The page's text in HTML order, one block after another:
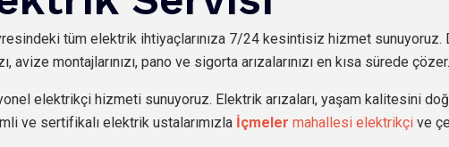
tüm elektrik ihtiyaçlarınıza 7/24 kesintisiz hizmet sunuyoruz.
montajlarınızı, pano ve sigorta arızalarınızı en kısa sürede çözer.
elektrikçi hizmeti sunuyoruz. Elektrik arızaları, yaşam kalitesini
ve sertifikalı elektrik ustalarımızla İçmeler mahallesi elektrikçi ve